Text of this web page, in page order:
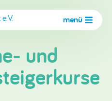
menü
und